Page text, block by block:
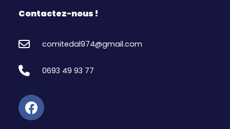
Contactez-nous !
comitedal974@gmail.com
0693 49 93 77